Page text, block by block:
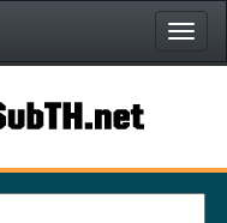
หน้า
แรก